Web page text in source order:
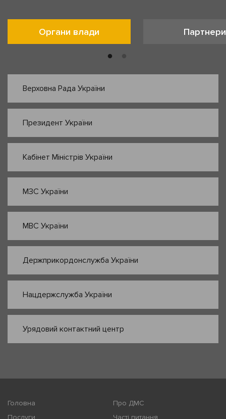
Органи влади Партнери
Верховна Рада України
Президент України
Кабінет Міністрів України
МЗС України
МВС України
Держприкордонслужба України
Нацдержслужба України
Урядовий контактний центр
Головна
Про ДМС
Послуги
Часті питання